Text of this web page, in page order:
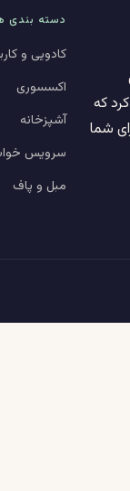
که
شما
دسته بندی
کادویی و
اکسسوری
آشپزخانه
سرویس
مبل و پاف